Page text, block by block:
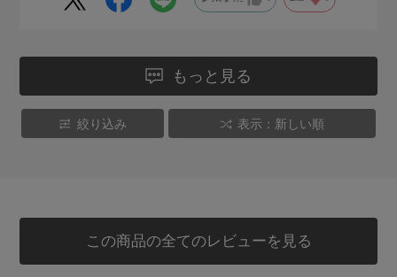
もっと見る
絞り込み 表示：新しい順
この商品の全てのレビューを見る